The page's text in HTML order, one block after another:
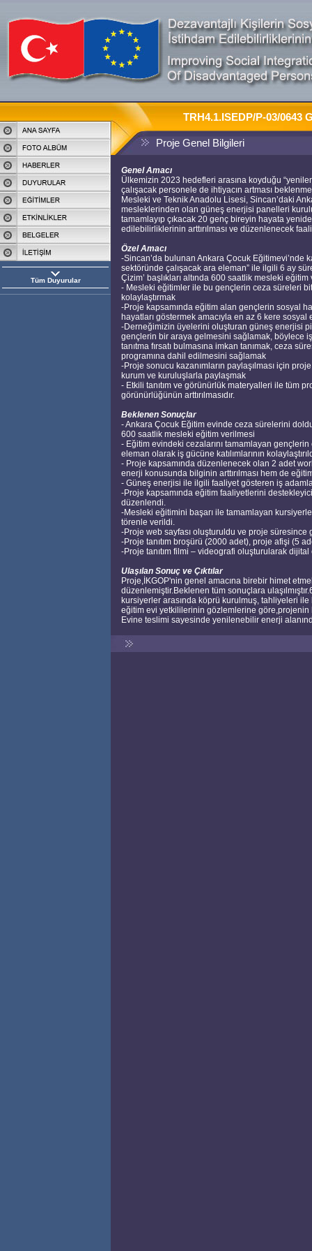
Tüm Duyurular
TRH4.1.ISEDP/P-03/0643
Proje Genel Bilgileri
Genel Amacı
Ülkemizin 2023 hedefleri arasına koyduğu
çalışacak personele de ihtiyacın artması
Mesleki ve Teknik Anadolu Lisesi, Sincan’daki
mesleklerinden olan güneş enerjisi panelleri
tamamlayıp çıkacak 20 genç bireyin hayata
edilebilirliklerinin arttırılması ve düzenlenecek
Özel Amacı
-Sincan’da bulunan Ankara Çocuk
sektöründe çalışacak ara eleman” ile ilgili 6 ay
Çizim’ başlıkları altında 600 saatlik mesleki eğitim
- Mesleki eğitimler ile bu gençlerin ceza süreleri
kolaylaştırmak
-Proje kapsamında eğitim alan gençlerin sosyal
hayatları göstermek amacıyla en az 6 kere
-Derneğimizin üyelerini oluşturan güneş enerjisi
gençlerin bir araya gelmesini sağlamak, böylece
tanıtma fırsatı bulmasına imkan tanımak, ceza
programına dahil edilmesini sağlamak
-Proje sonucu kazanımların paylaşılması için
kurum ve kuruluşlarla paylaşmak
- Etkili tanıtım ve görünürlük materyalleri ile tüm
görünürlüğünün arttırılmasıdır.
Beklenen Sonuçlar
- Ankara Çocuk Eğitim evinde ceza sürelerini
600 saatlik mesleki eğitim verilmesi
- Eğitim evindeki cezalarını tamamlayan
eleman olarak iş gücüne katılımlarının
- Proje kapsamında düzenlenecek olan 2 adet
enerji konusunda bilginin arttırılması hem de
- Güneş enerjisi ile ilgili faaliyet gösteren iş
-Proje kapsamında eğitim faaliyetlerini
düzenlendi.
-Mesleki eğitimini başarı ile tamamlayan
törenle verildi.
-Proje web sayfası oluşturuldu ve proje süresince
-Proje tanıtım broşürü (2000 adet), proje afişi (5
-Proje tanıtım filmi – videografi oluşturularak dijital
Ulaşılan Sonuç ve Çıktılar
Proje,İKGOP'nin genel amacına birebir himet
düzenlemiştir.Beklenen tüm sonuçlara
kursiyerler arasında köprü kurulmuş, tahliyeleri
eğitim evi yetkililerinin gözlemlerine
Evine teslimi sayesinde yenilenebilir enerji